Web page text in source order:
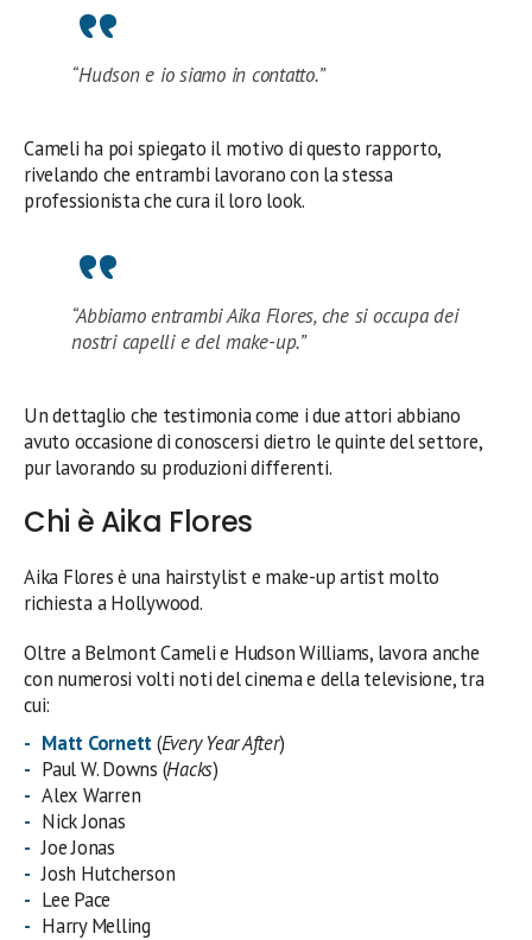
“Hudson e io siamo in contatto.”
Cameli ha poi spiegato il motivo di questo rapporto,
rivelando che entrambi lavorano con la stessa
professionista che cura il loro look.
“Abbiamo entrambi Aika Flores, che si occupa dei
nostri capelli e del make-up.”
Un dettaglio che testimonia come i due attori abbiano
avuto occasione di conoscersi dietro le quinte del settore,
pur lavorando su produzioni differenti.
Chi è Aika Flores
Aika Flores è una hairstylist e make-up artist molto
richiesta a Hollywood.
Oltre a Belmont Cameli e Hudson Williams, lavora anche
con numerosi volti noti del cinema e della televisione, tra
cui:
Matt Cornett(Every Year After)
Paul W. Downs (Hacks)
Alex Warren
Nick Jonas
Joe Jonas
Josh Hutcherson
Lee Pace
Harry Melling